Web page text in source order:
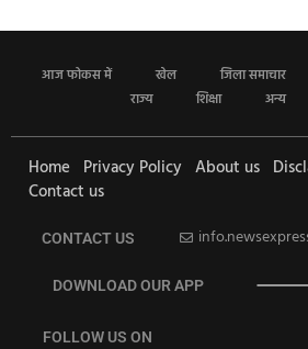
आज फोकस में खेल जिला समाचार
राज्य
शिक्षा अन्य
Home Privacy Policy About us
Contact us
CONTACT US
DOWNLOAD OUR APP
FOLLOW US ON